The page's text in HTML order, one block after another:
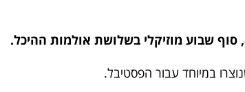
במיוחד עבור הפסטיבל.